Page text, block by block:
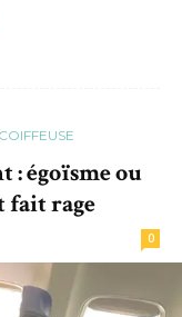
: égoïsme ou
fait rage
0